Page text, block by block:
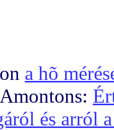
a hõ
és arról